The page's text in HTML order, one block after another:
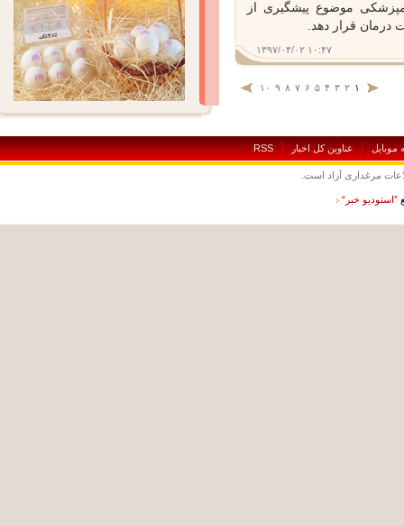
موضوع پیشگیری از
قرار دهد.
۱۳۹۷/۰۴/۰۲ ۱۰:۴۷
۱ ۲ ۳ ۴ ۵ ۶ ۷ ۸ ۹ ۱۰
عناوين کل اخبار RSS
مرغداری آزاد است.
خبر“